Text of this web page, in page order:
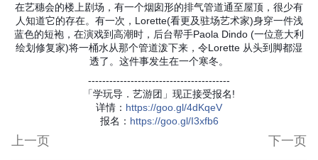
在艺穗会的楼上剧场，有一个烟囱形的排气管道通至屋顶，很少有
人知道它的存在。有一次，Lorette(看更及驻场艺术家)身穿一件浅
蓝色的短袍，在演戏到高潮时，后台帮手Paola Dindo (一位意大利
绘划修复家)将一桶水从那个管道泼下来，令Lorette 从头到脚都湿
透了。这件事发生在一个寒冬。
----------------------------------------
「学玩导．艺游团」现正接受报名!
详情 ： https://goo.gl/4dKqeV
报名 ： https://goo.gl/I3xfb6
上一页 下一页